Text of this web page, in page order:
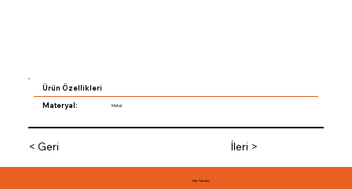
Ürün Özellikleri
Materyal: Metal
İleri >
< Geri
Site Haritası